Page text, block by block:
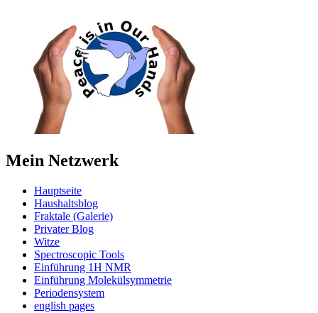
Mein Netzwerk
Hauptseite
Haushaltsblog
Fraktale (Galerie)
Privater Blog
Witze
Spectroscopic Tools
Einführung 1H NMR
Einführung Molekülsymmetrie
Periodensystem
english pages